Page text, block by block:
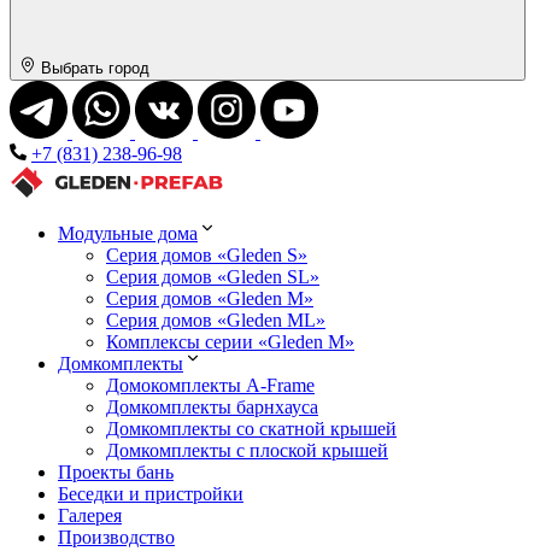
Выбрать город
+7 (831) 238-96-98
Модульные дома
Серия домов «Gleden S»
Серия домов «Gleden SL»
Серия домов «Gleden M»
Серия домов «Gleden ML»
Комплексы серии «Gleden M»
Домкомплекты
Домокомплекты A-Frame
Домкомплекты барнхауса
Домкомплекты со скатной крышей
Домкомплекты с плоской крышей
Проекты бань
Беседки и пристройки
Галерея
Производство